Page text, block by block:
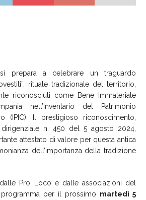
prepara a celebrare un traguardo
rituale tradizionale del territorio,
riconosciuti come Bene Immateriale
nell’Inventario del Patrimonio
(IPIC). Il prestigioso riconoscimento,
n. 450 del 5 agosto 2024,
attestato di valore per questa antica
dell’importanza della tradizione
dalle Pro Loco e dalle associazioni del
per il prossimo martedì 5